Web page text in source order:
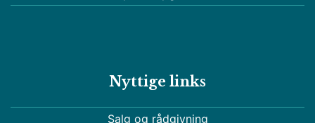
Nyttige links
Salg og rådgivning